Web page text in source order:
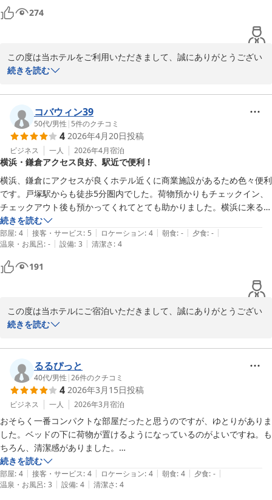
この度は貴重なお時間の中、口コミにご返信いただきまして誠にあ
相鉄フレッサイン横浜戸塚　フロント
相鉄フレッサイン 横浜戸塚
2026-03-10
274
この度は当ホテルをご利用いただきまして、誠にありがとうござい
ます。
当館のエントランスが分かりづらく、ご不便をお掛け致しましたこ
と大変心苦しく思っております。
お客様のご意見は今後の改善へと役立たさせていただきますよう存
じます。
この度は貴重なお時間の中、口コミにご返信いただきまして誠にあ
りがとうございました。
相鉄フレッサイン横浜戸塚　フロント
相鉄フレッサイン 横浜戸塚
続きを読む
コバウィン39
50代/男性 | 5件のクチコミ
4 2026年4月20日投稿
ビジネス 一人 2026年4月宿泊
横浜・鎌倉アクセス良好、駅近で便利！
横浜、鎌倉にアクセスが良くホテル近くに商業施設があるため色々便利
です。戸塚駅からも徒歩5分圏内でした。荷物預かりもチェックイン、
チェックアウト後も預かってくれてとても助かりました。横浜に来る際
はまた利用したいです。
続きを読む
部屋: 4 | 接客・サービス: 5 | ロケーション: 4 | 朝食: - | 夕食: - |
温泉・お風呂: - | 設備: 3 | 清潔さ: 4
191
この度は当ホテルにご宿泊いただきまして、誠にありがとうござい
ます。
立地やサービスについてご満足いただけた様で、とても嬉しく思い
ます。
これからもより快適にお過ごしいただけます様、スタッフ一同精進
して参ります。
また機会がございましたら是非、当館へお立ち寄りくださいませ。
お客様にまた会える日をお待ち申し上げております。
この度は貴重なお時間の中、口コミにご返信いただきまして誠にあ
りがとうございました。
続きを読む
るるぴっと
40代/男性 |26件のクチコミ
4 2026年3月15日投稿
ビジネス 一人 2026年3月宿泊
おそらく一番コンパクトな部屋だったと思うのですが、ゆとりがありま
した。ベッドの下に荷物が置けるようになっているのがよいですね。も
ちろん、清潔感がありました。
朝食会場はホテルの規模からすると、少し狭いと感じましたが、平日だ
ったからか、混雑で困るということはなかったです。ユニークな食材も
あり、和食系ではしらすが、洋食系ではくるみパンがとてもおいしかっ
続きを読む
部屋: 4 | 接客・サービス: 4 | ロケーション: 4 | 朝食: 4 | 夕食: - |
温泉・お風呂: 3 | 設備: 4 | 清潔さ: 4